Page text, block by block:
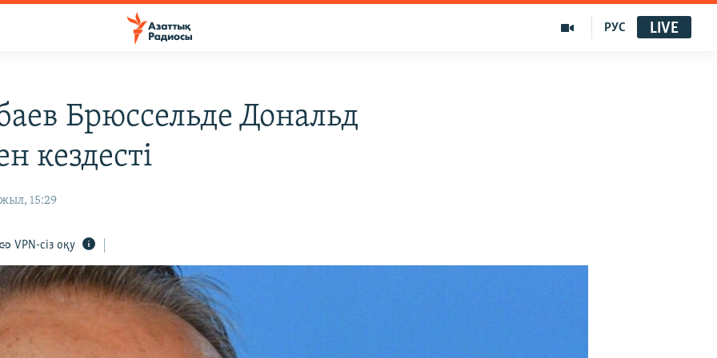
РУС LIVE
Брюссельде Дональд
кездесті
15:29
VPN-сіз оқу